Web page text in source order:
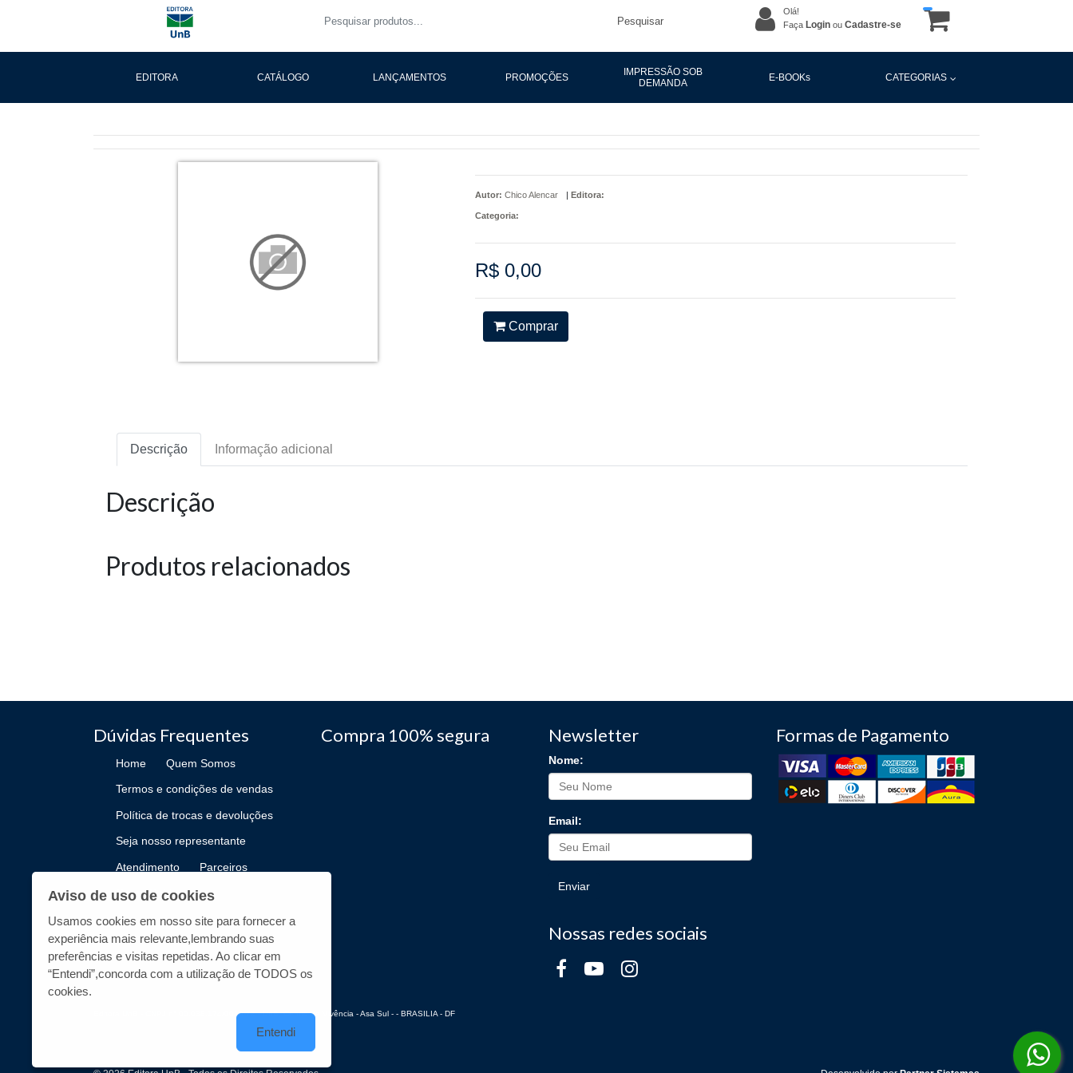
Pesquisar
Olá!
Faça Login ou Cadastre-se
EDITORA CATÁLOGO LANÇAMENTOS PROMOÇÕES
IMPRESSÃO SOB
DEMANDA
E-BOOKs CATEGORIAS
Autor: Chico Alencar | Editora:
Categoria:
R$ 0,00
Comprar
Descrição Informação adicional
Descrição
Produtos relacionados
Dúvidas Frequentes
Home Quem Somos
Termos e condições de vendas
Política de trocas e devoluções
Seja nosso representante
Atendimento Parceiros
Como Publicar
Compra 100% segura Newsletter
Nome:
Email:
Enviar
Nossas redes sociais
Formas de Pagamento
Editora UnB - CNPJ n° 00.038.174/0019-72 - UnB, Centro de Vivência - Asa Sul - - BRASILIA - DF
Aviso de uso de cookies
Usamos cookies em nosso site para fornecer a
experiência mais relevante,lembrando suas
preferências e visitas repetidas. Ao clicar em
“Entendi”,concorda com a utilização de TODOS os
cookies.
Entendi